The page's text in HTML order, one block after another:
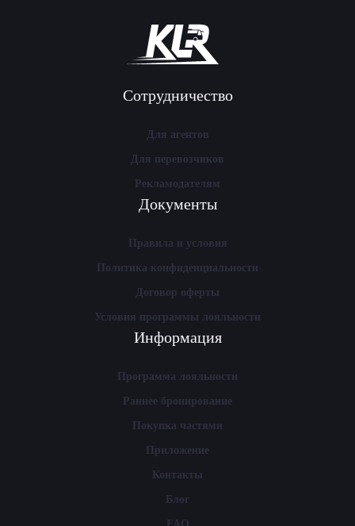
Сотрудничество
Для агентов
Для перевозчиков
Рекламодателям
Документы
Правила и условия
Политика конфиденциальности
Договор оферты
Условия программы лояльности
Информация
Программа лояльности
Раннее бронирование
Покупка частями
Приложение
Контакты
Блог